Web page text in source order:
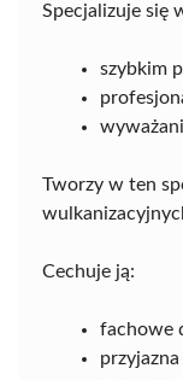
Specjalizuje się
szybkim
Tworzy w ten
Cechuje ją:
fachowe
przyjazna